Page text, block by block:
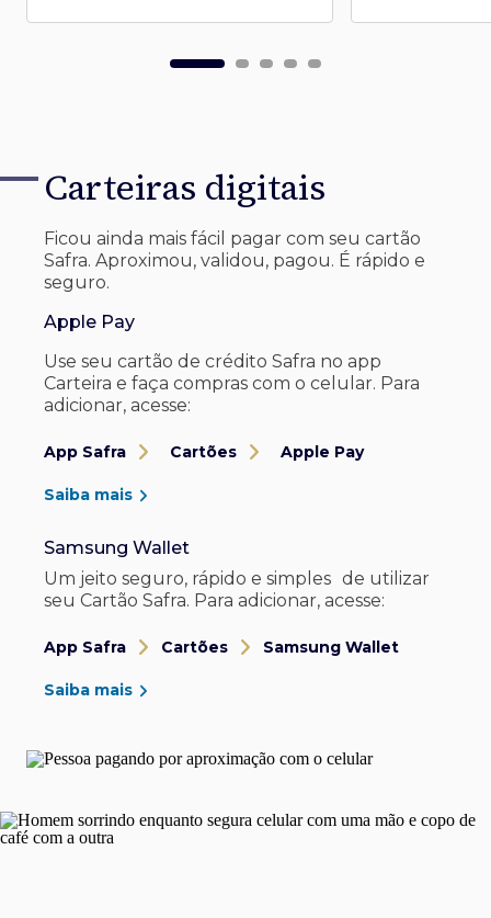
Carteiras digitais
Ficou ainda mais fácil pagar com seu cartão
Safra. Aproximou, validou, pagou. É rápido e
seguro.
Apple Pay
Use seu cartão de crédito Safra no app
Carteira e faça compras com o celular. Para
adicionar, acesse:
App Safra Cartões Apple Pay
Saiba mais
Samsung Wallet
Um jeito seguro, rápido e simples de utilizar
seu Cartão Safra. Para adicionar, acesse:
App Safra Cartões Samsung Wallet
Saiba mais